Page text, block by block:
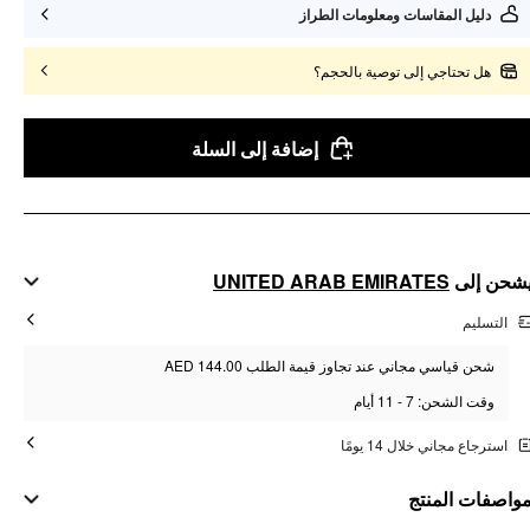
دليل المقاسات ومعلومات الطراز
هل تحتاجي إلى توصية بالحجم؟
إضافة إلى السلة
إلى UNITED ARAB EMIRATES
التسليم
شحن قياسي مجاني عند تجاوز قيمة الطلب AED 144.00
وقت الشحن: 7 - 11 أيام
استرجاع مجاني خلال 14 يومًا
المنتج